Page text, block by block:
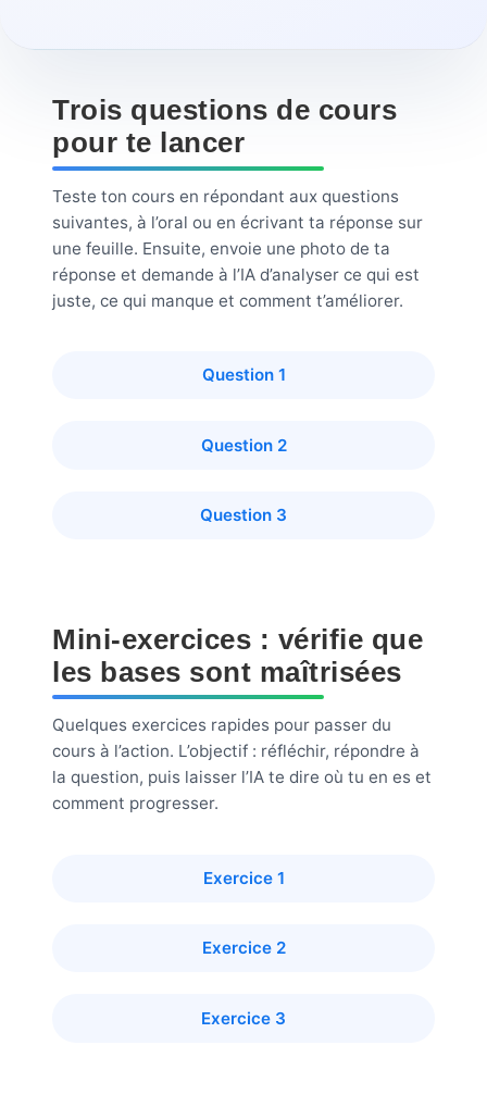
Trois questions de cours
pour te lancer
Teste ton cours en répondant aux questions
suivantes, à l’oral ou en écrivant ta réponse sur
une feuille. Ensuite, envoie une photo de ta
réponse et demande à l’IA d’analyser ce qui est
juste, ce qui manque et comment t’améliorer.
Question 1
Question 2
Question 3
Mini-exercices : vérifie que
les bases sont maîtrisées
Quelques exercices rapides pour passer du
cours à l’action. L’objectif : réfléchir, répondre à
la question, puis laisser l’IA te dire où tu en es et
comment progresser.
Exercice 1
Exercice 2
Exercice 3